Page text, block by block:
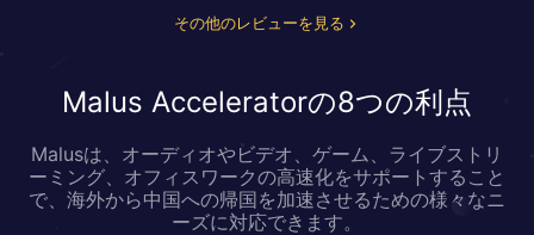
その他のレビューを見る
Malus Acceleratorの8つの利点
Malusは、オーディオやビデオ、ゲーム、ライブストリ
ーミング、オフィスワークの高速化をサポートすること
で、海外から中国への帰国を加速させるための様々なニ
ーズに対応できます。